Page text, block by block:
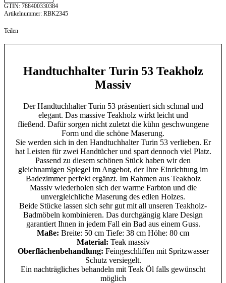
GTIN: 788400330384
RBK2345
Teilen
Handtuchhalter Turin 53 Teakholz
Massiv
Der Handtuchhalter Turin 53 präsentiert sich schmal und
elegant. Das massive Teakholz wirkt leicht und
fließend. Dafür sorgen nicht zuletzt die kühn geschwungene
Form und die schöne Maserung.
Sie werden sich in den HandtuchhalterTurin 53verlieben. Er
hat Leisten für zwei Handtücher und spart dennoch viel Platz.
Passend zu diesem schönen Stück haben wir den
gleichnamigen Spiegel im Angebot, der Ihre Einrichtung im
Badezimmer perfekt ergänzt. Im Rahmen aus Teakholz
Massiv wiederholen sich der warme Farbton und die
unvergleichliche Maserung des edlen Holzes.
Beide Stücke lassen sich sehr gut mit all unseren Teakholz-
Badmöbeln kombinieren. Das durchgängig klare Design
garantiert Ihnen in jedem Fall ein Bad aus einem Guss.
Maße: Breite: 50 cm Tiefe: 38 cm Höhe: 80 cm
Material: Teak massiv
Oberflächenbehandlung: Feingeschliffen mit Spritzwasser
Schutz versiegelt.
Ein nachträgliches behandeln mit Teak Öl falls gewünscht
möglich